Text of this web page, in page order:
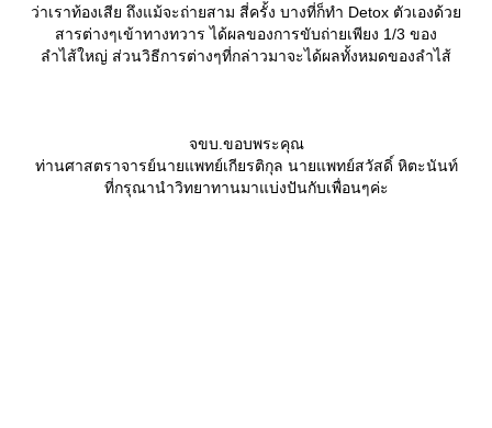
ว่าเราท้องเสีย ถึงแม้จะถ่ายสาม สี่ครั้ง บางที่ก็ทำ Detox ตัวเองด้ว
สารต่างๆเข้าทางทวาร ได้ผลของการขับถ่ายเพียง 1/3 ของ
ลำไส้ใหญ่ ส่วนวิธีการต่างๆที่กล่าวมาจะได้ผลทั้งหมดของลำไส้
จขบ.ขอบพระคุณ
ท่านศาสตราจารย์นายแพทย์เกียรติกุล นายแพทย์สวัสดิ์ หิตะนันท์
ที่กรุณานำวิทยาทานมาแบ่งปันกับเพื่อนๆค่ะ